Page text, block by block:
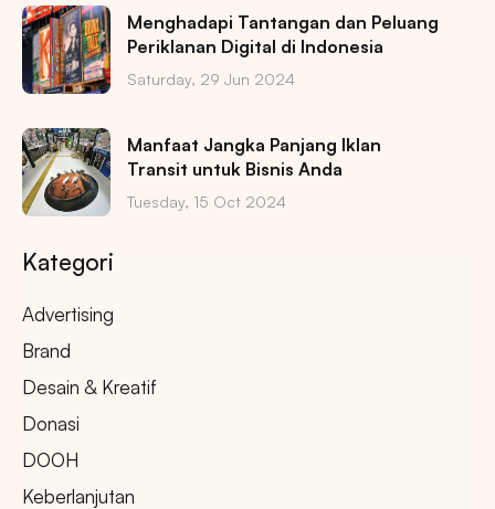
Menghadapi Tantangan dan Peluang
Periklanan Digital di Indonesia
Saturday, 29 Jun 2024
Manfaat Jangka Panjang Iklan
Transit untuk Bisnis Anda
Tuesday, 15 Oct 2024
Kategori
Advertising
Brand
Desain & Kreatif
Donasi
DOOH
Keberlanjutan